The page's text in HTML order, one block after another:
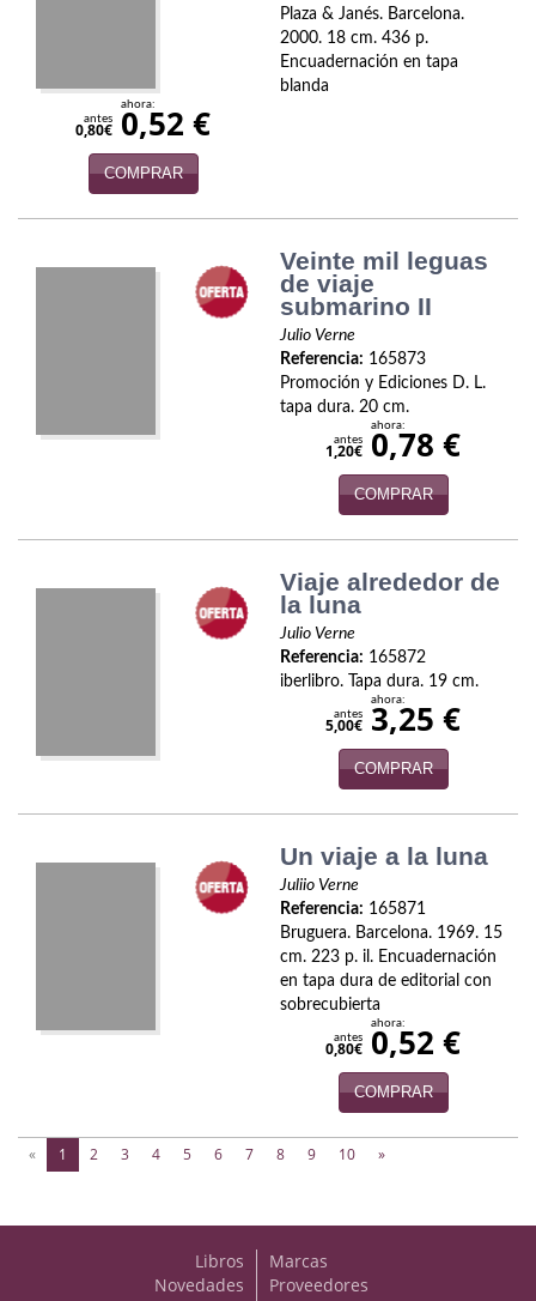
Papás, Mamás, Bebés...
Plaza & Janés. Barcelona.
2000. 18 cm. 436 p.
Encuadernación en tapa
blanda
antes
0,80€
ahora:
0,52 €
COMPRAR
Veinte mil leguas
de viaje
submarino II
Julio Verne
Referencia: 165873
Promoción y Ediciones D. L.
tapa dura. 20 cm.
antes
1,20€
ahora:
0,78 €
COMPRAR
Viaje alrededor de
la luna
Julio Verne
Referencia: 165872
iberlibro. Tapa dura. 19 cm.
antes
5,00€
ahora:
3,25 €
COMPRAR
Un viaje a la luna
Juliio Verne
Referencia: 165871
Bruguera. Barcelona. 1969. 15
cm. 223 p. il. Encuadernación
en tapa dura de editorial con
sobrecubierta
antes
0,80€
ahora:
0,52 €
COMPRAR
« 1 (current)
2 3 4 5 6 7 8 9 10 »
Libros
Novedades
Marcas
Proveedores